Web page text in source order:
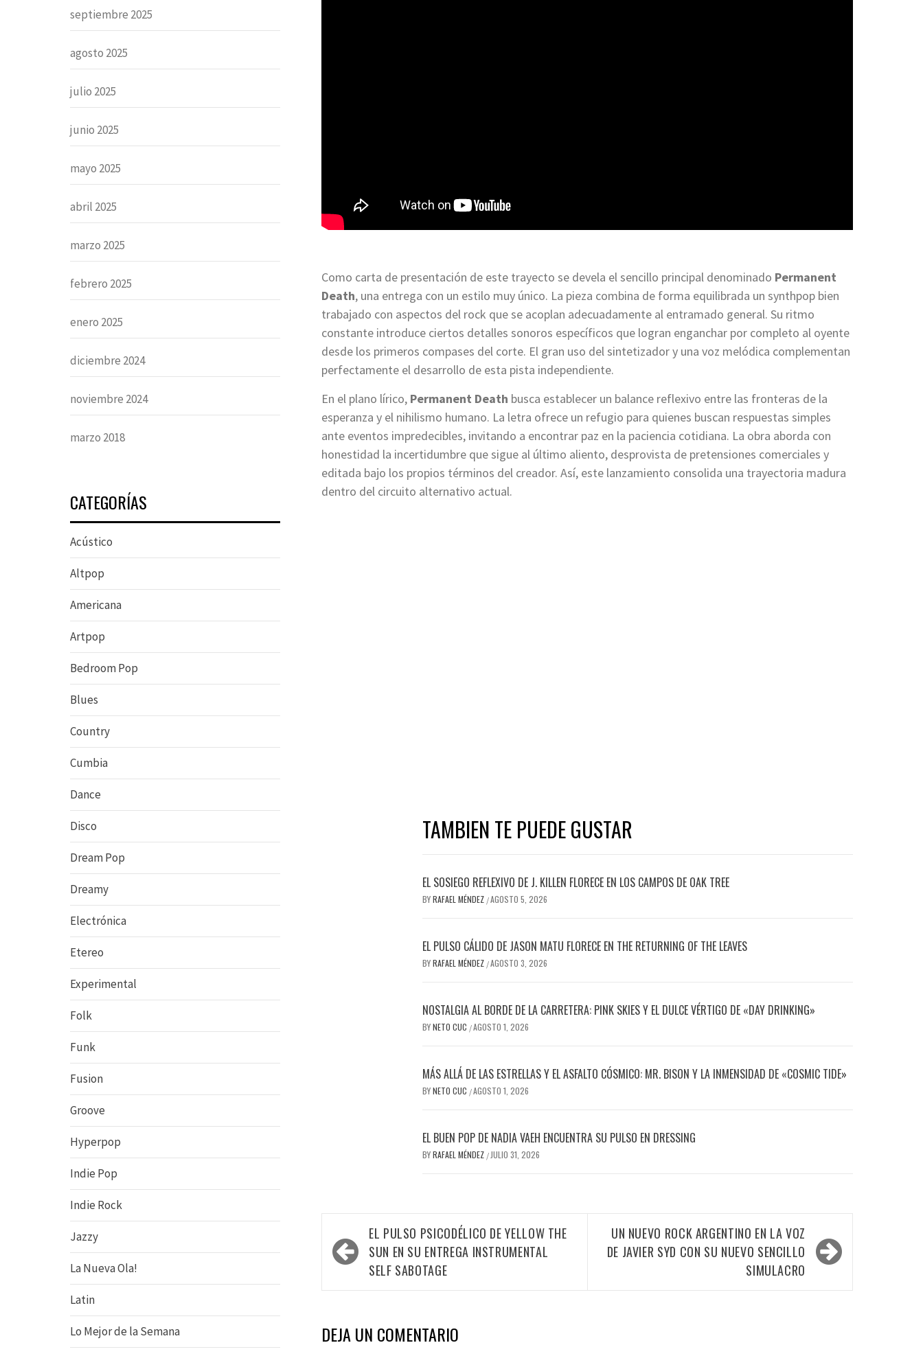
Como carta de presentación de este trayecto se devela el sencillo principal denominado Permanent
Death, una entrega con un estilo muy único. La pieza combina de forma equilibrada un synthpop bien
trabajado con aspectos del rock que se acoplan adecuadamente al entramado general. Su ritmo
constante introduce ciertos detalles sonoros específicos que logran enganchar por completo al oyente
desde los primeros compases del corte. El gran uso del sintetizador y una voz melódica complementan
perfectamente el desarrollo de esta pista independiente.
En el plano lírico, Permanent Death busca establecer un balance reflexivo entre las fronteras de la
esperanza y el nihilismo humano. La letra ofrece un refugio para quienes buscan respuestas simples
ante eventos impredecibles, invitando a encontrar paz en la paciencia cotidiana. La obra aborda con
honestidad la incertidumbre que sigue al último aliento, desprovista de pretensiones comerciales y
editada bajo los propios términos del creador. Así, este lanzamiento consolida una trayectoria madura
dentro del circuito alternativo actual.
TAMBIEN TE PUEDE GUSTAR
EL SOSIEGO REFLEXIVO DE J. KILLEN FLORECE EN LOS CAMPOS DE OAK TREE
BYRAFAEL MÉNDEZ /AGOSTO 5, 2026
EL PULSO CÁLIDO DE JASON MATU FLORECE EN THE RETURNING OF THE LEAVES
BYRAFAEL MÉNDEZ /AGOSTO 3, 2026
NOSTALGIA AL BORDE DE LA CARRETERA: PINK SKIES Y EL DULCE VÉRTIGO DE «DAY DRINKING»
BYNETO CUC /AGOSTO 1, 2026
MÁS ALLÁ DE LAS ESTRELLAS Y EL ASFALTO CÓSMICO: MR. BISON Y LA INMENSIDAD DE «COSMIC TIDE»
BYNETO CUC /AGOSTO 1, 2026
EL BUEN POP DE NADIA VAEH ENCUENTRA SU PULSO EN DRESSING
BYRAFAEL MÉNDEZ / JULIO 31, 2026
Navegación
de
entradas
EL PULSO PSICODÉLICO DE YELLOW THE
SUN EN SU ENTREGA INSTRUMENTAL
SELF SABOTAGE
UN NUEVO ROCK ARGENTINO EN LA VOZ
DE JAVIER SYD CON SU NUEVO SENCILLO
SIMULACRO
DEJA UN COMENTARIO
septiembre 2025
agosto 2025
julio 2025
junio 2025
mayo 2025
abril 2025
marzo 2025
febrero 2025
enero 2025
diciembre 2024
noviembre 2024
marzo 2018
CATEGORÍAS
Acústico
Altpop
Americana
Artpop
Bedroom Pop
Blues
Country
Cumbia
Dance
Disco
Dream Pop
Dreamy
Electrónica
Etereo
Experimental
Folk
Funk
Fusion
Groove
Hyperpop
Indie Pop
Indie Rock
Jazzy
La Nueva Ola!
Latin
Lo Mejor de la Semana